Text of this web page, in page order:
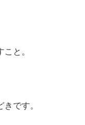
と。
です。